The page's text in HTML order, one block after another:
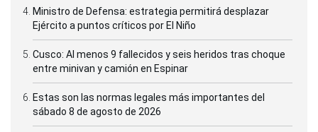
Ministro de Defensa: estrategia permitirá desplazar
Ejército a puntos críticos por El Niño
Cusco: Al menos 9 fallecidos y seis heridos tras choque
entre minivan y camión en Espinar
Estas son las normas legales más importantes del
sábado 8 de agosto de 2026